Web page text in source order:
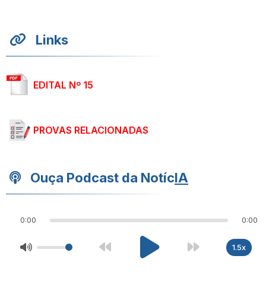
Links
EDITAL Nº 15
PROVAS RELACIONADAS
Ouça Podcast da NotícIA
0:00 0:00
1.5x